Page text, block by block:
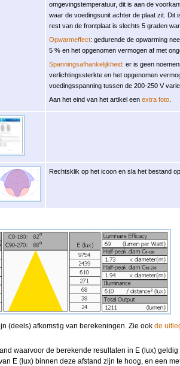
omgevingstemperatuur, dit is aan de
waar de voedingsunit achter de plaat zit. Dit
rest van de frontplaat is slechts 5 graden
Opwarmeffect: gedurende de opwarming
5 % en het opgenomen vermogen af met
Spanningsafhankelijkheid: er is geen
verlichtingssterkte en het opgenomen
voedingsspanning tussen de 200-250 V
Aan het eind van het artikel eenextra foto
Rechtsklik op het icoon en sla het bestand
(deels) afkomstig van berekeningen. Zie ook de
waarvoor de berekende resultaten in E (lux)
E (lux) binnen deze afstand zijn te hoog, en een